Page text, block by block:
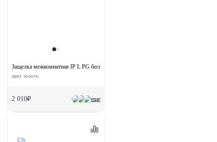
еще
Защелка межкомнатная IP L PG бесшумная под цилиндр
цвет золото
2 010₽